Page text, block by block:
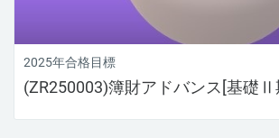
2025年合格目標
(ZR250003)簿財アドバンス[基礎Ⅱ